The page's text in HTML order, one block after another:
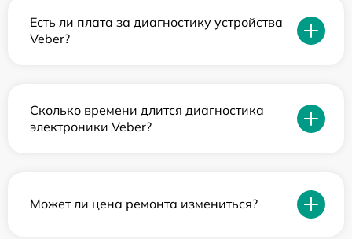
Есть ли плата за диагностику устройства
Veber?
Сколько времени длится диагностика
электроники Veber?
Может ли цена ремонта измениться?